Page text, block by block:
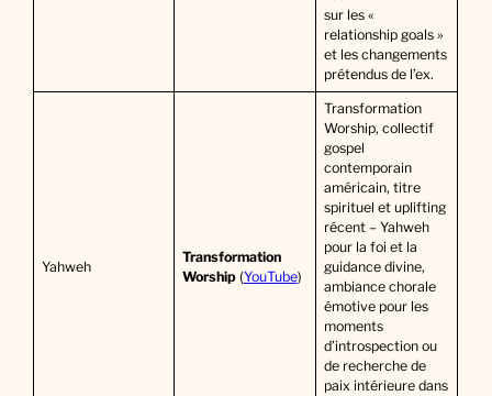
sur les «
relationship goals »
et les changements
prétendus de l’ex.
Yahweh
Transformation
Worship(YouTube)
Transformation
Worship, collectif
gospel
contemporain
américain, titre
spirituel et uplifting
récent – Yahweh
pour la foi et la
guidance divine,
ambiance chorale
émotive pour les
moments
d’introspection ou
de recherche de
paix intérieure dans